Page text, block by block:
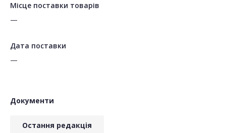
Місце поставки товарів
—
Дата поставки
—
Документи
Остання редакція